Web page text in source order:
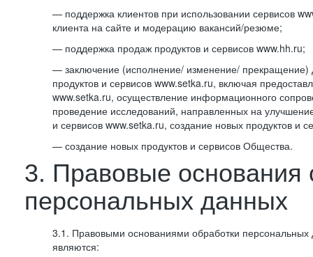
— поддержка клиентов при использовании сервисов
клиента на сайте и модерацию вакансий/резюме;
— поддержка продаж продуктов и сервисов www.hh.ru;
— заключение (исполнение/ изменение/ прекращение)
продуктов и сервисов www.setka.ru, включая
www.setka.ru, осуществление информационного
проведение исследований, направленных на
и сервисов www.setka.ru, создание новых продуктов и
— создание новых продуктов и сервисов Общества.
3. Правовые основания
персональных данных
3.1. Правовыми основаниями обработки
являются: